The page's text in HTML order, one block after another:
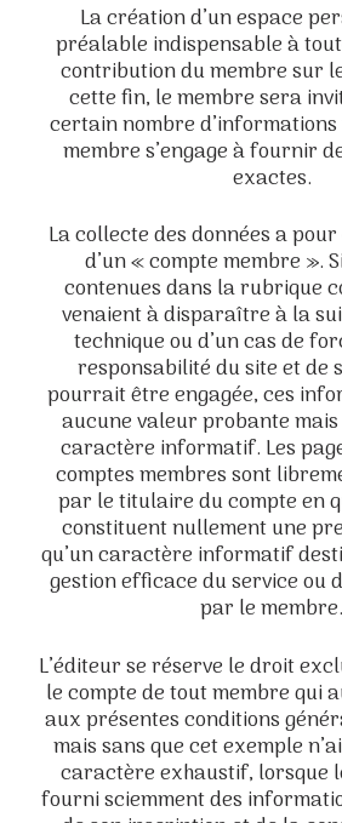
La création d’un espace
préalable indispensable à
contribution du membre sur
cette fin, le membre sera
certain nombre
membre s’engage à fournir
exactes.
La collecte des données a
d’un « compte membre ».
contenues dans la rubrique
venaient à disparaître à la
technique ou d’un cas de
responsabilité du site et de
pourrait être engagée, ces
aucune valeur probante
caractère informatif. Les
comptes membres sont
par le titulaire du compte en
constituent nullement une
qu’un caractère informatif
gestion efficace du service ou
par le membre.
L’éditeur se réserve le droit
le compte de tout membre qui
aux présentes conditions
mais sans que cet exemple
caractère exhaustif, lorsque
fourni sciemment des